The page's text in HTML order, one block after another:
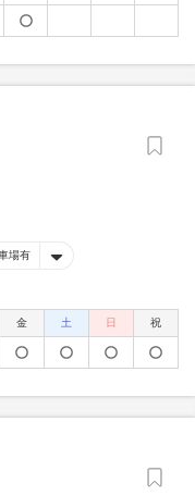
場有
金 土 日 祝